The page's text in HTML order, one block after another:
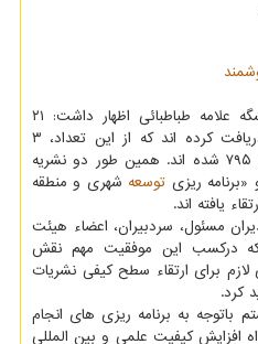
مدیر مرکز چاپ و انتشارات دانشگه علامه طباطبائی اظهار داشت: ۲۱
عنوان نشریه هم رتبه «ب» را دریافت کرده اند که از این تعداد، ۳
عنوان موفق به کسب نمره بالای ۷۹۵ شده اند. همین طور دو نشریه
ریزی توسعه شهری و منطقه
یافته اند.
مسئول، سردبیران، اعضاء هیئت
که درکسب این موفقیت مهم نقش
لازم برای ارتقاء سطح کیفی نشریات
کرد.
باتوجه به برنامه ریزی های انجام
افزایش کیفیت علمی و بین المللی